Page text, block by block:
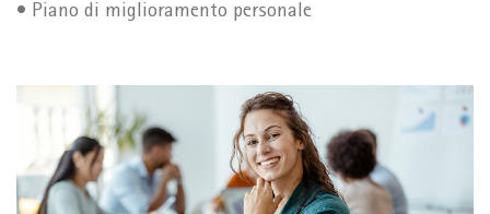
• Piano di miglioramento personale